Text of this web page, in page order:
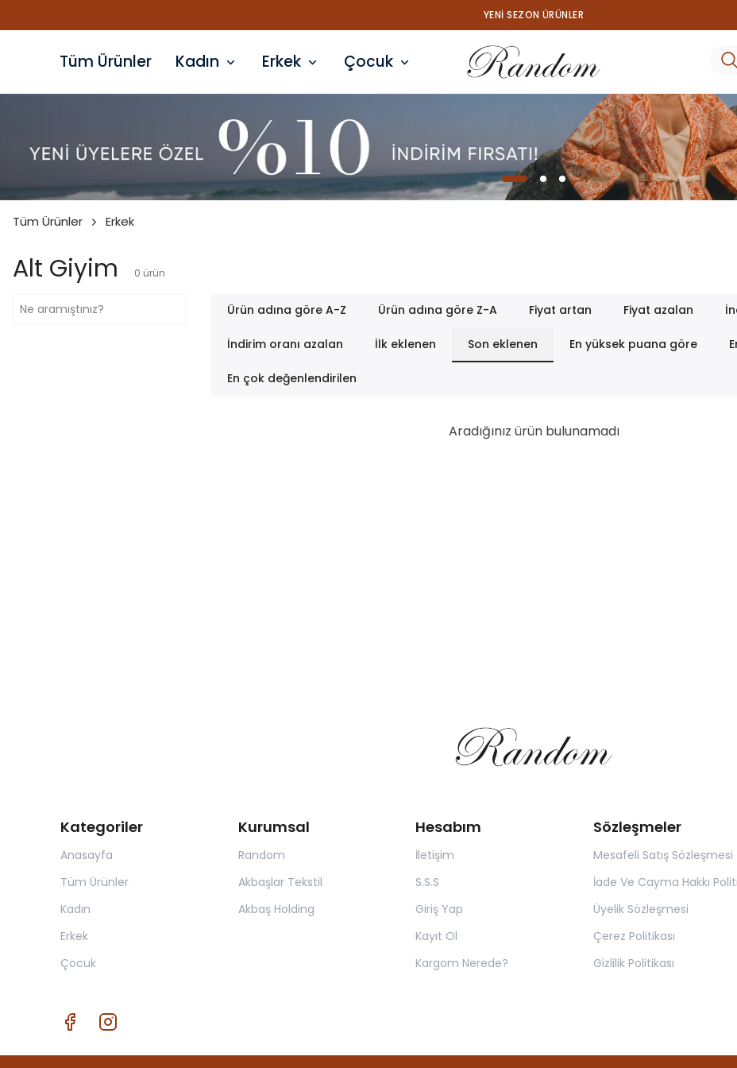
YENI SEZON ÜRÜNLER
Tüm Ürünler Kadın Erkek Çocuk
Tüm Ürünler Erkek
Alt Giyim 0 ürün
Ürün adına göre A-Z Ürün adına göre Z-A Fiyat artan Fiyat azalan
İndirim oranı azalan İlk eklenen Son eklenen En yüksek puana göre
En çok değenlendirilen
Aradığınız ürün bulunamadı
Kategoriler
Anasayfa
Tüm Ürünler
Kadın
Erkek
Çocuk
Kurumsal
Random
Akbaşlar Tekstil
Akbaş Holding
Hesabım
İletişim
S.S.S
Giriş Yap
Kayıt Ol
Kargom Nerede?
Sözleşmeler
Mesafeli Satış Sözleşmesi
İade Ve Cayma Hakkı
Üyelik Sözleşmesi
Çerez Politikası
Gizlilik Politikası